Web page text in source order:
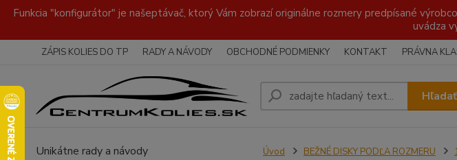
Funkcia "konfigurátor" je našeptávač, ktorý Vám zobrazí originálne rozmery predpísané
uvádza
ZÁPIS KOLIES DO TP RADY A NÁVODY OBCHODNÉ PODMIENKY KONTAKT PRÁVNA
Unikátne rady a návody Úvod BEŽNÉ DISKY PODĽA ROZMERU